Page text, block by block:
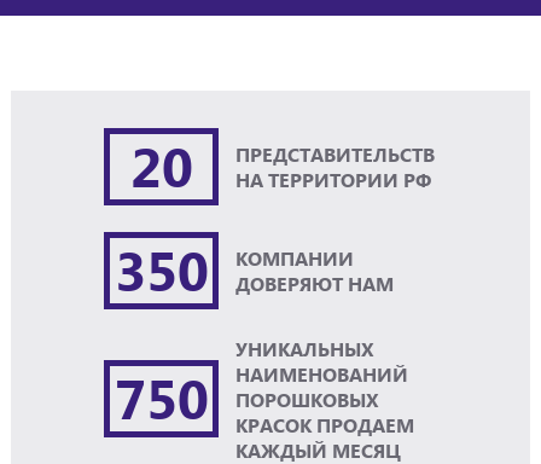
20
ПРЕДСТАВИТЕЛЬСТВ
НА ТЕРРИТОРИИ РФ
350
КОМПАНИИ
ДОВЕРЯЮТ НАМ
750
УНИКАЛЬНЫХ
НАИМЕНОВАНИЙ
ПОРОШКОВЫХ
КРАСОК ПРОДАЕМ
КАЖДЫЙ МЕСЯЦ